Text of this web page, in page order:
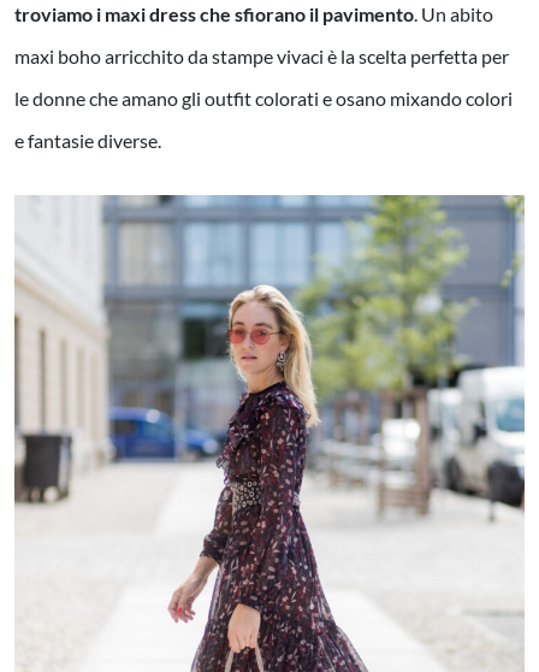
troviamo i maxi dress che sfiorano il pavimento. Un abito
maxi boho arricchito da stampe vivaci è la scelta perfetta per
le donne che amano gli outfit colorati e osano mixando colori
e fantasie diverse.